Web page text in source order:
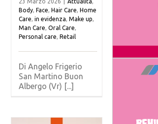
Body, Face Hair Care Home
Care in evidenza Make up
Man Care Oral Care
Personal care Retail
Di Angelo Frigerio
San Martino Buon
Albergo (Vr) [...]